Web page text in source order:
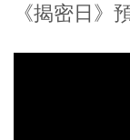
《揭密日》